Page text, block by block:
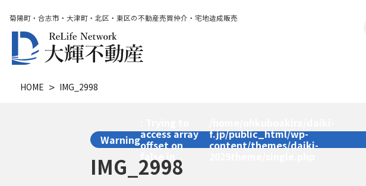
菊陽町・合志市・大津町・北区・東区の不動産売買仲介・宅地造成販売
HOME IMG_2998
Warningaccess array
offset on
false in
f.jp/public_html/wp-
content/themes/daiki-
IMG_2998